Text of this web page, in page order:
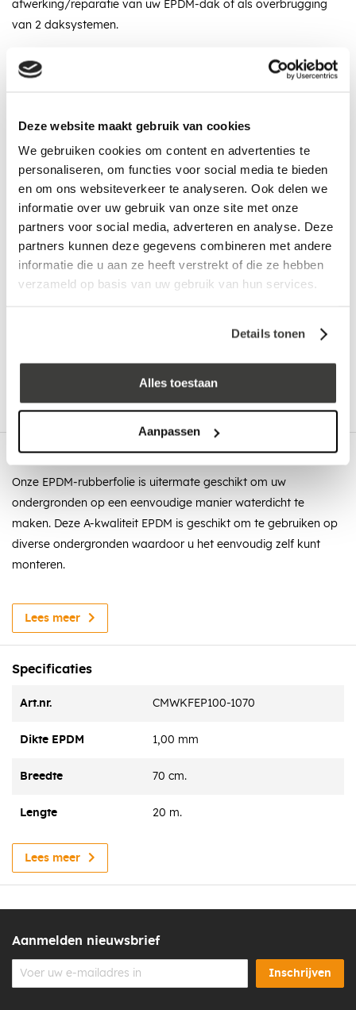
Deze website maakt gebruik van cookies
We gebruiken cookies om content en advertenties te
personaliseren, om functies voor social media te bieden
en om ons websiteverkeer te analyseren. Ook delen we
informatie over uw gebruik van onze site met onze
partners voor social media, adverteren en analyse. Deze
partners kunnen deze gegevens combineren met andere
informatie die u aan ze heeft verstrekt of die ze hebben
verzameld op basis van uw gebruik van hun services.
Details tonen
Alles toestaan
Aanpassen
afwerking/reparatie van uw EPDM-dak of als overbrugging
van 2 daksystemen.
Omschrijving Specificaties Recent bekeken
In winkelwagen
Vraag een vrijblijvende offerte aan! Offerte
Omschrijving
Onze EPDM-rubberfolie is uitermate geschikt om uw
ondergronden op een eenvoudige manier waterdicht te
maken. Deze A-kwaliteit EPDM is geschikt om te gebruiken op
diverse ondergronden waardoor u het eenvoudig zelf kunt
monteren.
contaclijm en de EPDM-kit, hiermee maakt u, met deze rol, uw
De EPDM-strook is gemaakt van zeer flexibel materiaal
Lees meer
Specificaties
Art.nr. CMWKFEP100-1070
Dikte EPDM 1,00 mm
Breedte 70 cm.
Lengte 20 m.
Lees meer
Aanmelden nieuwsbrief
Inschrijven